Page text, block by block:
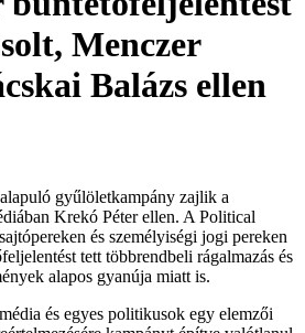
Menczer
Balázs ellen
gyűlöletkampány zajlik a
Krekó Péter ellen. A Political
és személyiségi jogi pereken
tett többrendbeli rágalmazás és
alapos gyanúja miatt is.
és egyes politikusok egy elemzői